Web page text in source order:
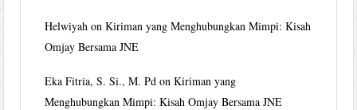
Helwiyah onKiriman yang Menghubungkan Mimpi: Kisah
Omjay Bersama JNE
Eka Fitria, S. Si., M. Pd onKiriman yang
Menghubungkan Mimpi: Kisah Omjay Bersama JNE